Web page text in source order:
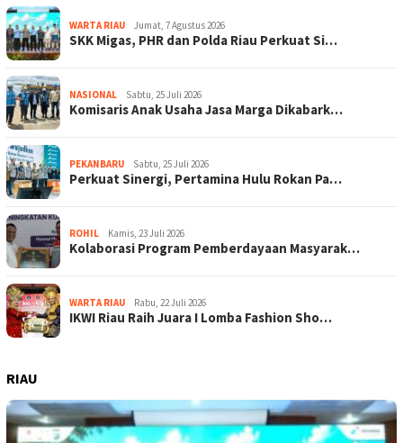
WARTA RIAU Jumat, 7 Agustus 2026
SKK Migas, PHR dan Polda Riau Perkuat Si…
NASIONAL Sabtu, 25 Juli 2026
Komisaris Anak Usaha Jasa Marga Dikabark…
PEKANBARU Sabtu, 25 Juli 2026
Perkuat Sinergi, Pertamina Hulu Rokan Pa…
ROHIL Kamis, 23 Juli 2026
Kolaborasi Program Pemberdayaan Masyarak…
WARTA RIAU Rabu, 22 Juli 2026
IKWI Riau Raih Juara I Lomba Fashion Sho…
RIAU